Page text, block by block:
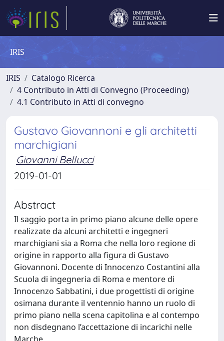
IRIS
IRIS
Catalogo Ricerca
4 Contributo in Atti di Convegno (Proceeding)
4.1 Contributo in Atti di convegno
Gustavo Giovannoni e gli architetti
marchigiani
Giovanni Bellucci
2019-01-01
Abstract
Il saggio porta in primo piano alcune delle opere
realizzate da alcuni architetti e ingegneri
marchigiani sia a Roma che nella loro regione di
origine in rapporto alla figura di Gustavo
Giovannoni. Docente di Innocenzo Costantini alla
Scuola di ingegneria di Roma e mentore di
Innocenzo Sabbatini, i due progettisti di origine
osimana durante il ventennio hanno un ruolo di
primo piano nella scena capitolina e al contempo
non disdegnano l’accettazione di incarichi nelle